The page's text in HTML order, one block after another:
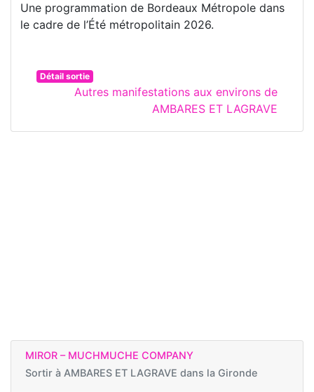
Une programmation de Bordeaux Métropole dans
le cadre de l’Été métropolitain 2026.
Détail sortie
Autres manifestations aux environs de
AMBARES ET LAGRAVE
MIROR – MUCHMUCHE COMPANY
Sortir à AMBARES ET LAGRAVE dans la Gironde